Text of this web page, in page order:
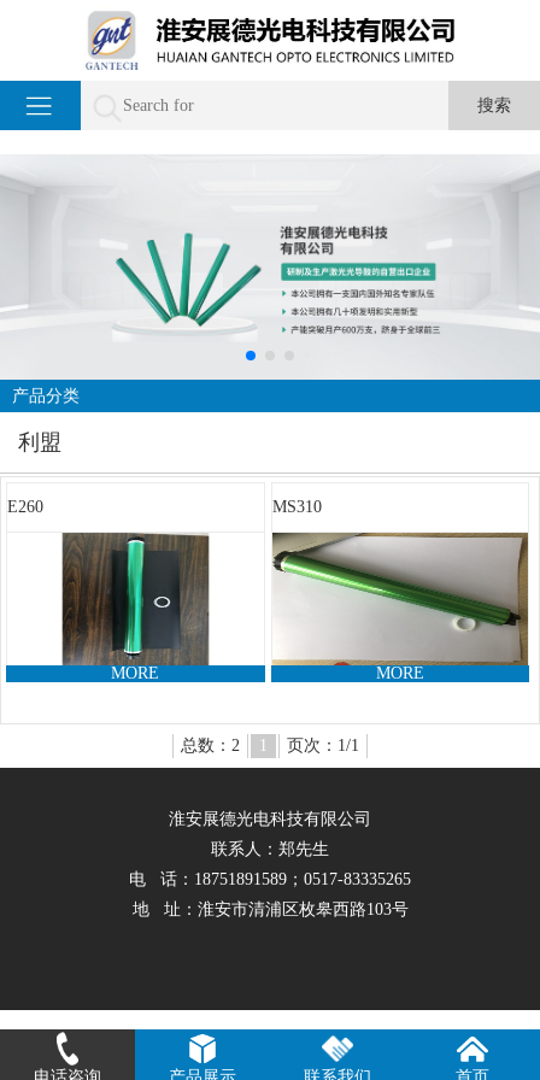
产品分类
利盟
E260
MORE
MS310
MORE
总数：2 1 页次：1/1
淮安展德光电科技有限公司
联系人：郑先生
电 话：18751891589；0517-83335265
地 址：淮安市清浦区枚皋西路103号